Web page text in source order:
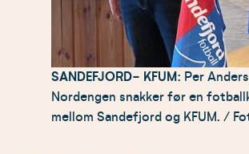
SANDEFJORD- KFUM: Per Anders
Nordengen snakker før en
mellom Sandefjord og KFUM. /